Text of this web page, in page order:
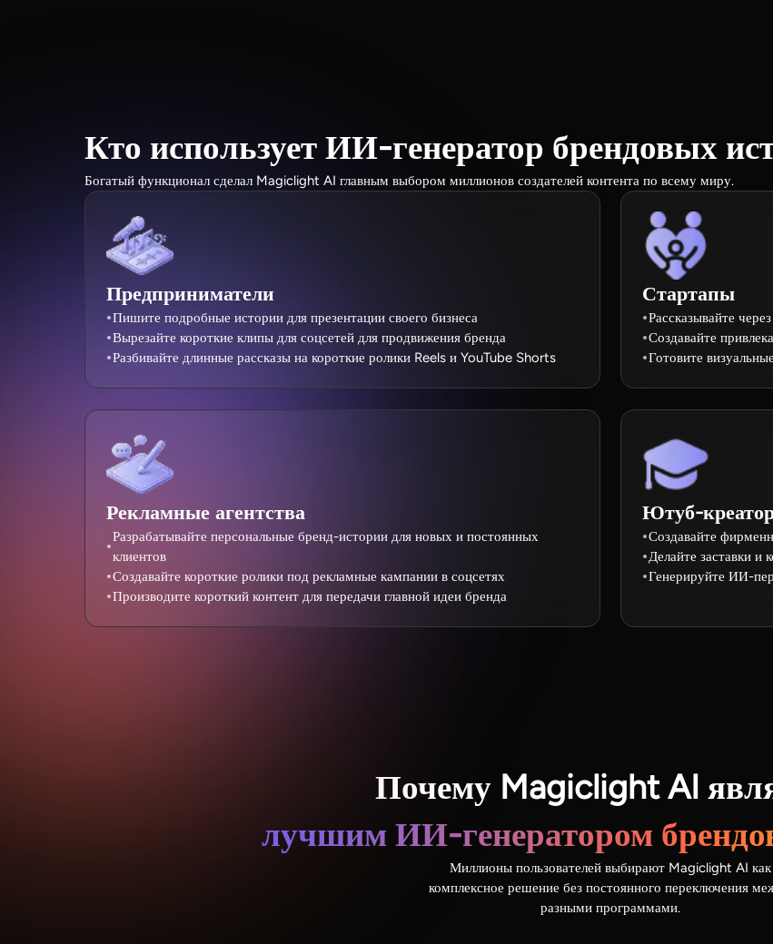
Кто использует ИИ-генератор брендовых
Богатый функционал сделал Magiclight AI главным выбором миллионов создателей контента по всему миру.
Предприниматели
Пишите подробные истории для презентации своего бизнеса
Вырезайте короткие клипы для соцсетей для продвижения бренда
Разбивайте длинные рассказы на короткие ролики Reels и YouTube Shorts
Стартапы
Рассказывайте
Создавайте
Готовите
Рекламные агентства
Разрабатывайте персональные бренд-истории для новых и постоянных
клиентов
Создавайте короткие ролики под рекламные кампании в соцсетях
Производите короткий контент для передачи главной идеи бренда
Ютуб-
Создавайте
Делайте заставки и
Генерируйте ИИ-
Почему Magiclight AI
лучшим ИИ-генератором
Миллионы пользователей выбирают Magiclight AI как
комплексное решение без постоянного переключения
разными программами.